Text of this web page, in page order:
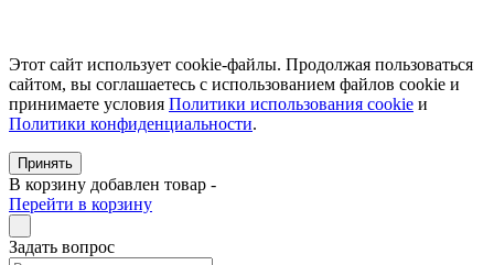
Этот сайт использует cookie-файлы. Продолжая пользоваться
сайтом, вы соглашаетесь с использованием файлов cookie и
принимаете условия Политики использования cookie и
Политики конфиденциальности.
Принять
В корзину добавлен товар -
Перейти в корзину
Задать вопрос